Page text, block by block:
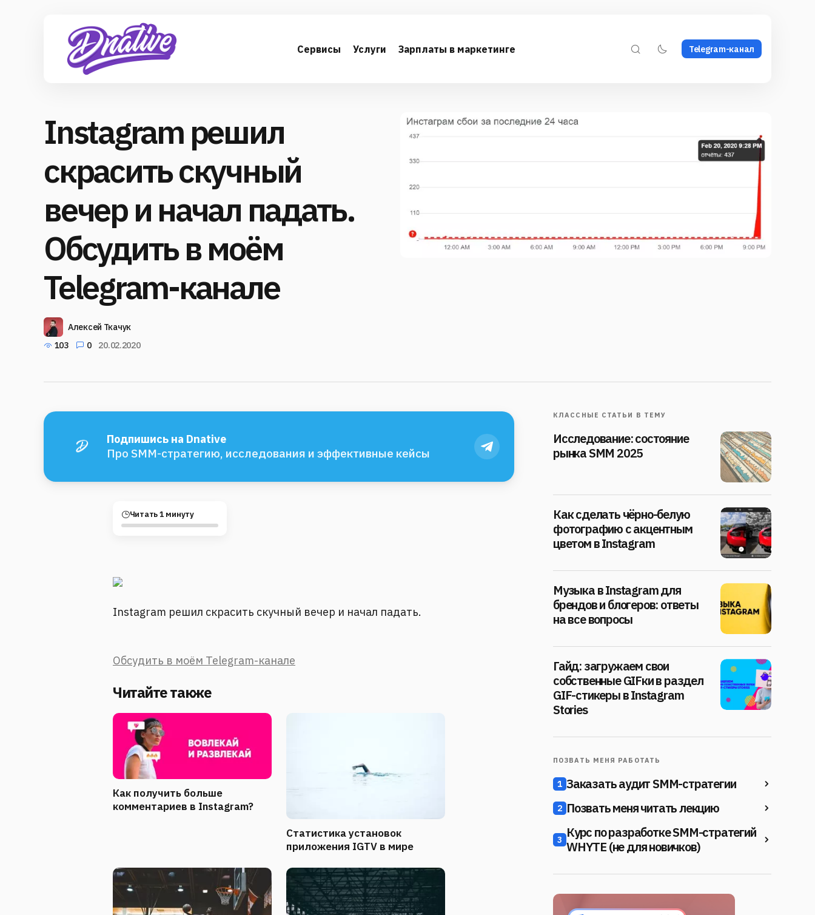
Сервисы Услуги Зарплаты в маркетинге Telegram-канал
Instagram решил
скрасить скучный
вечер и начал падать.
Обсудить в моём
Telegram-канале
Алексей Ткачук
103
0 20.02.2020
Подпишись на Dnative
Про SMM-стратегию, исследования и эффективные кейсы
Читать 1 минуту
Instagram решил скрасить скучный вечер и начал падать.
Обсудить в моём Telegram-канале
Читайте также
Как получить больше
комментариев в Instagram?
Статистика установок
приложения IGTV в мире
КЛАССНЫЕ СТАТЬИ В ТЕМУ
Исследование: состояние
рынка SMM 2025
Как сделать чёрно-белую
фотографию с акцентным
цветом в Instagram
Музыка в Instagram для
брендов и блогеров: ответы
на все вопросы
Гайд: загружаем свои
собственные GIFки в раздел
GIF-стикеры в Instagram
Stories
ПОЗВАТЬ МЕНЯ РАБОТАТЬ
1 Заказать аудит SMM-стратегии
2 Позвать меня читать лекцию
3 Курс по разработке SMM-стратегий
WHYTE (не для новичков)